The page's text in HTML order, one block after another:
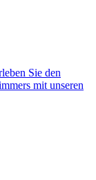
Sie den
mit unseren